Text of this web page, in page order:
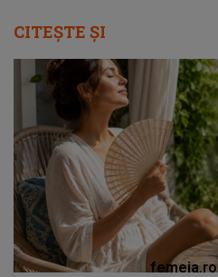
CITEȘTE ȘI
femeia.ro